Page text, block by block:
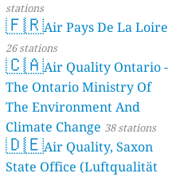
stations
🇫🇷Air Pays De La Loire
26 stations
🇨🇦Air Quality Ontario -
The Ontario Ministry Of
The Environment And
Climate Change 38 stations
🇩🇪Air Quality, Saxon
State Office (Luftqualität